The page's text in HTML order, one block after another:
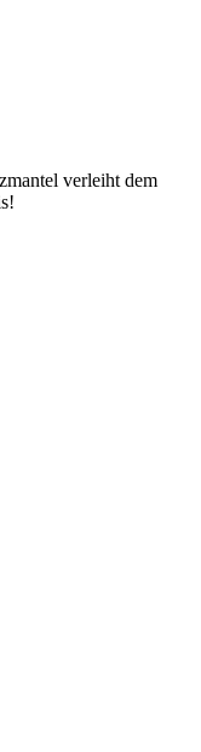
verleiht dem